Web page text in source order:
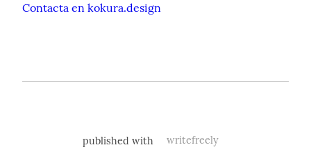
Contacta en kokura.design
published with writefreely